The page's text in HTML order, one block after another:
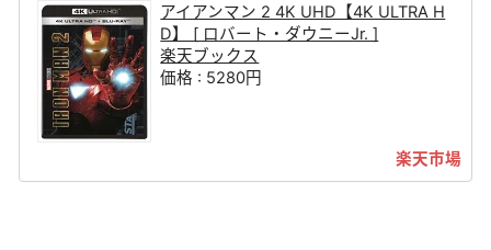
アイアンマン 2 4K UHD【4K ULTRA H
D】 [ ロバート・ダウニーJr. ]
楽天ブックス
価格 : 5280円